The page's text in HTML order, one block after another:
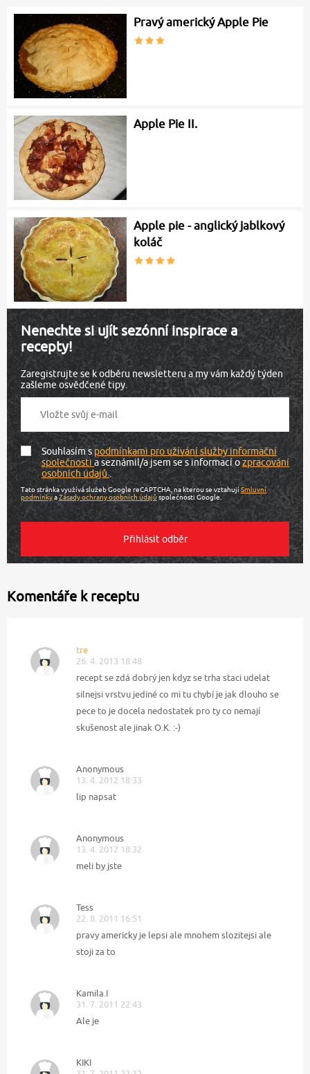
Pravý americký Apple Pie
Apple Pie II.
Apple pie - anglický jablkový
koláč
Nenechte si ujít sezónní inspirace a
recepty!
Zaregistrujte se k odběru newsletteru a my vám každý týden
zašleme osvědčené tipy.
Souhlasím spodmínkami pro užívání služby informační
společnostia seznámil/a jsem se s informací ozpracování
osobních údajů.
Tato stránka využívá služeb Google reCAPTCHA, na kterou se vztahujíSmluvní
podmínkyaZásady ochrany osobních údajů společnosti Google.
Komentáře k receptu
tre
26. 4. 2013 18:48
recept se zdá dobrý jen kdyz se trha staci udelat
silnejsi vrstvu jediné co mi tu chybí je jak dlouho se
pece to je docela nedostatek pro ty co nemají
skušenost ale jinak O.K. :-)
Anonymous
13. 4. 2012 18:33
lip napsat
Anonymous
13. 4. 2012 18:32
meli by jste
Tess
22. 8. 2011 16:51
pravy americky je lepsi ale mnohem slozitejsi ale
stoji za to
Kamila.I
31. 7. 2011 22:43
Ale je
KIKI